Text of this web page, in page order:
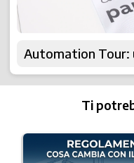
Automation Tour:
Ti